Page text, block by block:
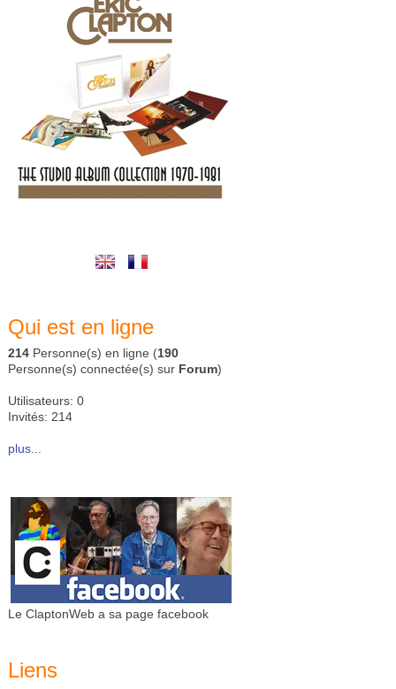
Qui est en ligne
214 Personne(s) en ligne (190
Personne(s) connectée(s) sur Forum)
Utilisateurs: 0
Invités: 214
plus...
Le ClaptonWeb a sa page facebook
Liens